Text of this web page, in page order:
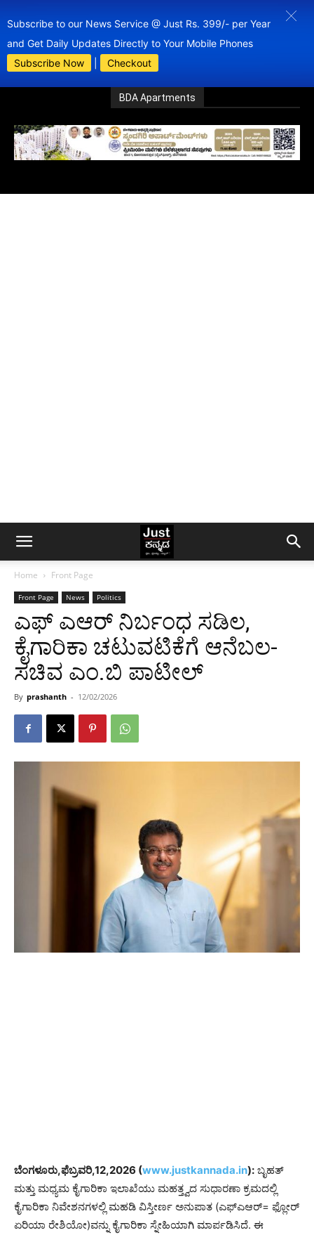
Subscribe to our News Service @ Just Rs. 399/- per Year
and Get Daily Updates Directly to Your Mobile Phones
Subscribe Now
Checkout
BDA Apartments
Home Front Page
Front Page News Politics
ಎಫ್ ಎಆರ್ ನಿರ್ಬಂಧ ಸಡಿಲ,
ಕೈಗಾರಿಕಾ ಚಟುವಟಿಕೆಗೆ ಆನೆಬಲ-
ಸಚಿವ ಎಂ.ಬಿ ಪಾಟೀಲ್
By prashanth - 12/02/2026
ಬೆಂಗಳೂರು,ಫೆಬ್ರವರಿ,12,2026 (www.justkannada.in): ಬೃಹತ್
ಮತ್ತು ಮಧ್ಯಮ ಕೈಗಾರಿಕಾ ಇಲಾಖೆಯು ಮಹತ್ತ್ವದ ಸುಧಾರಣಾ ಕ್ರಮದಲ್ಲಿ
ಕೈಗಾರಿಕಾ ನಿವೇಶನಗಳಲ್ಲಿ ಮಹಡಿ ವಿಸ್ತೀರ್ಣ ಅನುಪಾತ (ಎಫ್ಎಆರ್= ಫ್ಲೋರ್
ಏರಿಯಾ ರೇಶಿಯೋ)ವನ್ನು ಕೈಗಾರಿಕಾ ಸ್ನೇಹಿಯಾಗಿ ಮಾರ್ಪಡಿಸಿದೆ. ಈ